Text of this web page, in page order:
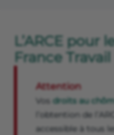
L’ARCE pour
France Travail
Attention
Vos droits au
l’obtention de
accessible à tous